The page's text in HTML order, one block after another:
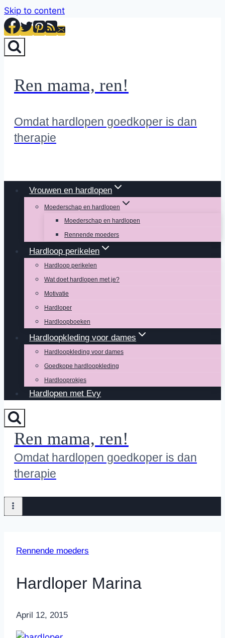
Skip to content
Ren mama, ren!
Omdat hardlopen goedkoper is dan
therapie
Vrouwen en hardlopen
Moederschap en hardlopen
Moederschap en hardlopen
Rennende moeders
Hardloop perikelen
Hardloop perikelen
Wat doet hardlopen met je?
Motivatie
Hardloper
Hardloopboeken
Hardloopkleding voor dames
Hardloopkleding voor dames
Goedkope hardloopkleding
Hardlooprokjes
Hardlopen met Evy
Ren mama, ren!
Omdat hardlopen goedkoper is dan
therapie
Rennende moeders
Hardloper Marina
ByNicole
April 12, 2015